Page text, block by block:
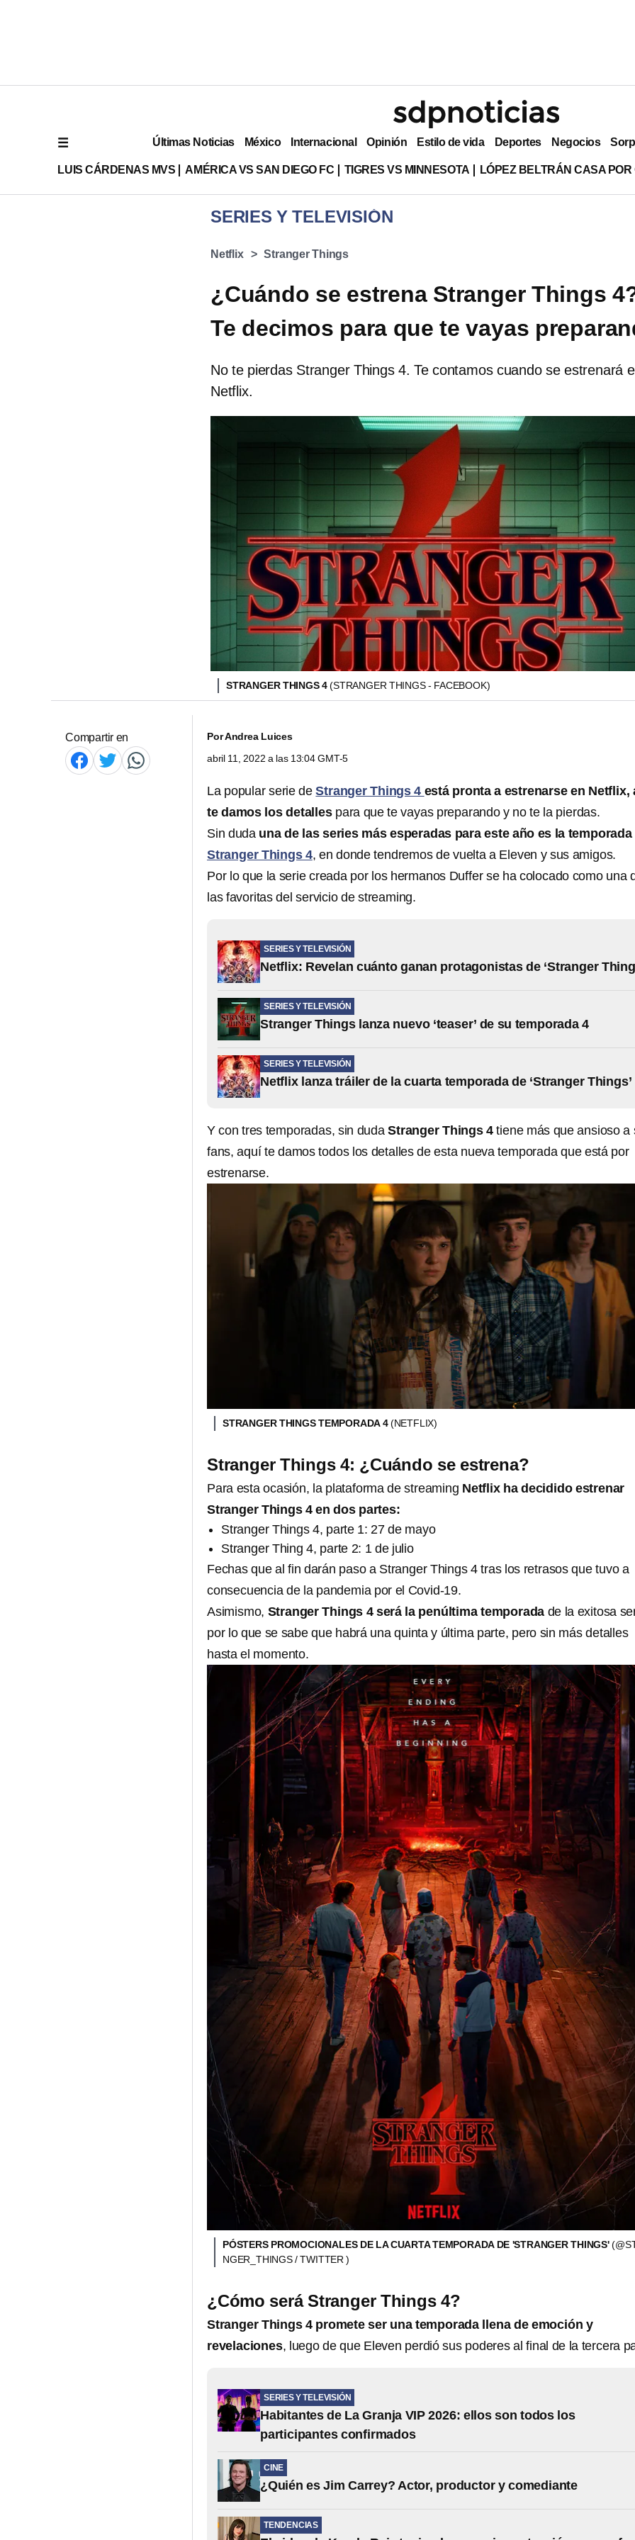
Últimas Noticias México Internacional Opinión Estilo de vida Deportes Negocios
LUIS CÁRDENAS MVS AMÉRICA VS SAN DIEGO FC TIGRES VS MINNESOTA LÓPEZ BELTRÁN CASA
SERIES Y TELEVISIÓN
Netflix Stranger Things
¿Cuándo se estrena Stranger Things
Te decimos para que te vayas
No te pierdas Stranger Things 4. Te contamos cuando se estrenará
Netflix.
STRANGER THINGS 4(STRANGER THINGS - FACEBOOK)
Compartir en PorAndrea Luices
abril 11, 2022 a las 13:04 GMT-5
La popular serie deStranger Things 4 está pronta a estrenarse en Netflix,
te damos los detalles para que te vayas preparando y no te la pierdas.
Sin duda una de las series más esperadas para este año es la temporada
Stranger Things 4, en donde tendremos de vuelta a Eleven y sus amigos.
Por lo que la serie creada por los hermanos Duffer se ha colocado como una
las favoritas del servicio de streaming.
SERIES Y TELEVISIÓN
Netflix: Revelan cuánto ganan protagonistas de ‘Stranger
SERIES Y TELEVISIÓN
Stranger Things lanza nuevo ‘teaser’ de su temporada 4
SERIES Y TELEVISIÓN
Netflix lanza tráiler de la cuarta temporada de ‘Stranger Things’
Y con tres temporadas, sin dudaStranger Things 4tiene más que ansioso a
fans, aquí te damos todos los detalles de esta nueva temporada que está por
estrenarse.
STRANGER THINGS TEMPORADA 4(NETFLIX)
Stranger Things 4: ¿Cuándo se estrena?
Para esta ocasión, la plataforma de streaming Netflix ha decidido estrenar
Stranger Things 4 en dos partes:
Stranger Things 4, parte 1: 27 de mayo
Stranger Thing 4, parte 2: 1 de julio
Fechas que al fin darán paso a Stranger Things 4 tras los retrasos que tuvo a
consecuencia de la pandemia por el Covid-19.
Asimismo, Stranger Things 4 será la penúltima temporada de la exitosa
por lo que se sabe que habrá una quinta y última parte, pero sin más detalles
hasta el momento.
PÓSTERS PROMOCIONALES DE LA CUARTA TEMPORADA DE 'STRANGER THINGS'
NGER_THINGS / TWITTER )
¿Cómo será Stranger Things 4?
Stranger Things 4 promete ser una temporada llena de emoción y
revelaciones, luego de que Eleven perdió sus poderes al final de la tercera
SERIES Y TELEVISIÓN
Habitantes de La Granja VIP 2026: ellos son todos los
participantes confirmados
CINE
¿Quién es Jim Carrey? Actor, productor y comediante
TENDENCIAS